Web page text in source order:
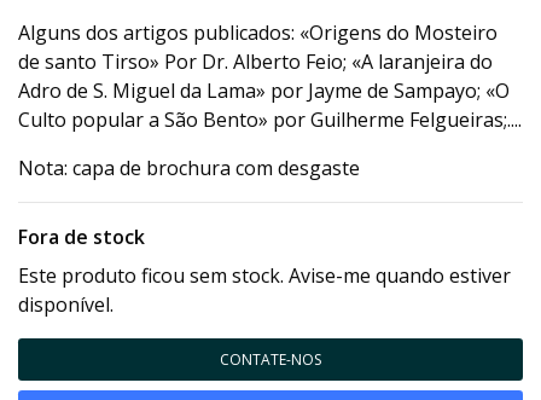
Alguns dos artigos publicados: «Origens do Mosteiro
de santo Tirso» Por Dr. Alberto Feio; «A laranjeira do
Adro de S. Miguel da Lama» por Jayme de Sampayo; «O
Culto popular a São Bento» por Guilherme Felgueiras;....
Nota: capa de brochura com desgaste
Fora de stock
Este produto ficou sem stock. Avise-me quando estiver
disponível.
CONTATE-NOS